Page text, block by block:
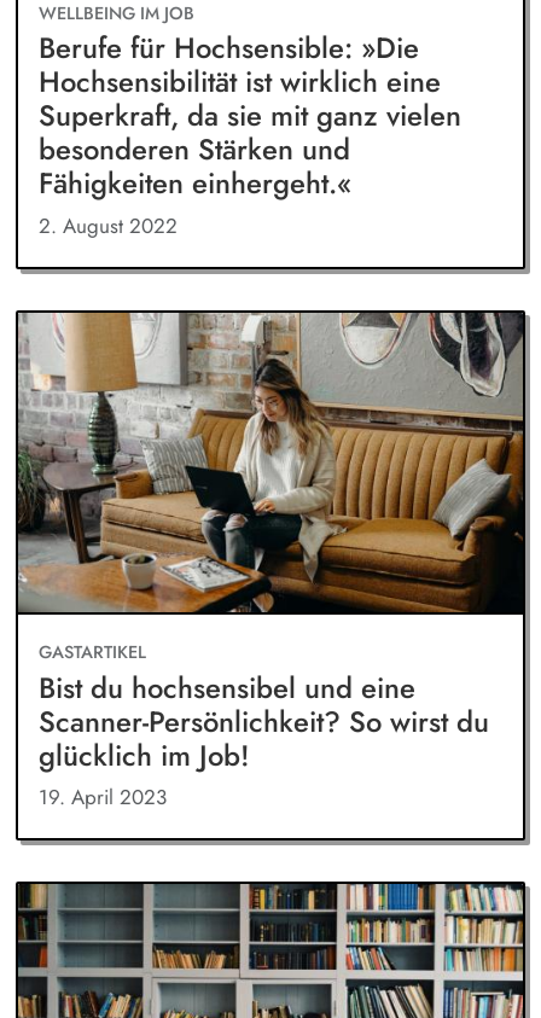
WELLBEING IM JOB
Berufe für Hochsensible: »Die
Hochsensibilität ist wirklich eine
Superkraft, da sie mit ganz vielen
besonderen Stärken und
Fähigkeiten einhergeht.«
2. August 2022
GASTARTIKEL
Bist du hochsensibel und eine
Scanner-Persönlichkeit? So wirst du
glücklich im Job!
19. April 2023